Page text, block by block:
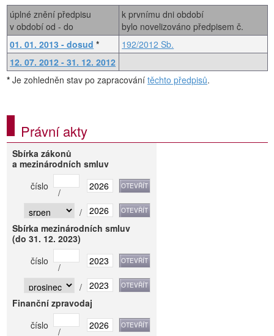
úplné znění předpisu
v období od - do
k prvnímu dni období
bylo novelizováno předpisem č.
01. 01. 2013 - dosud *
192/2012 Sb.
12. 07. 2012 - 31. 12. 2012
* Je zohledněn stav po zapracování těchto předpisů.
Právní akty
Sbírka zákonů
a mezinárodních smluv
číslo
/
/
Sbírka mezinárodních smluv
(do 31. 12. 2023)
číslo
/
/
Finanční zpravodaj
číslo
/